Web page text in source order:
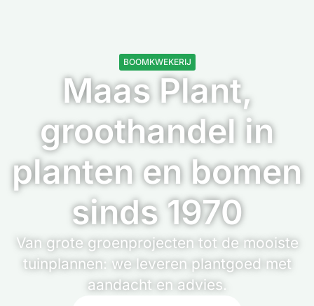
BOOMKWEKERIJ
Maas Plant,
groothandel in
planten en bomen
sinds 1970
Van grote groenprojecten tot de mooiste
tuinplannen: we leveren plantgoed met
aandacht en advies.